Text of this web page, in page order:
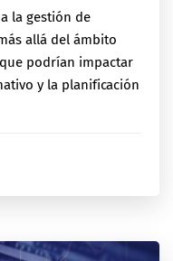
la gestión de
allá del ámbito
podrían impactar
y la planificación